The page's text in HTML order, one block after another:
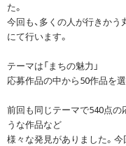
た。
今回も、多くの人が行きかう
にて行います。
テーマは「まちの魅力」
応募作品の中から50作品を
前回も同じテーマで540点の
うな作品など
様々な発見がありました。